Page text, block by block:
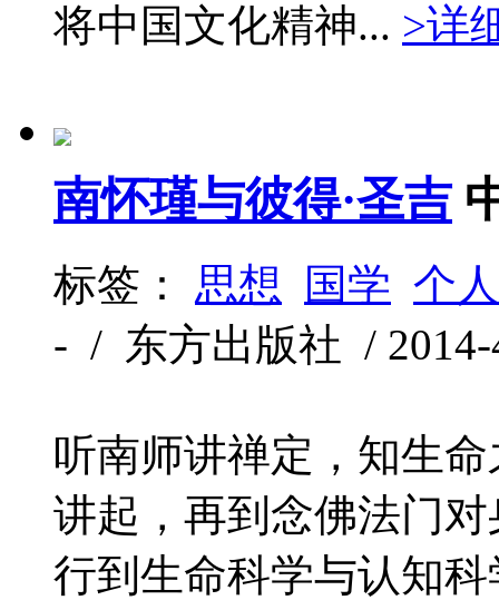
将中国文化精神... >详
南怀瑾与彼得·圣吉
标签： 思想 国学 个
- / 东方出版社 /
听南师讲禅定，知生
讲起，再到念佛法门
行到生命科学与认知